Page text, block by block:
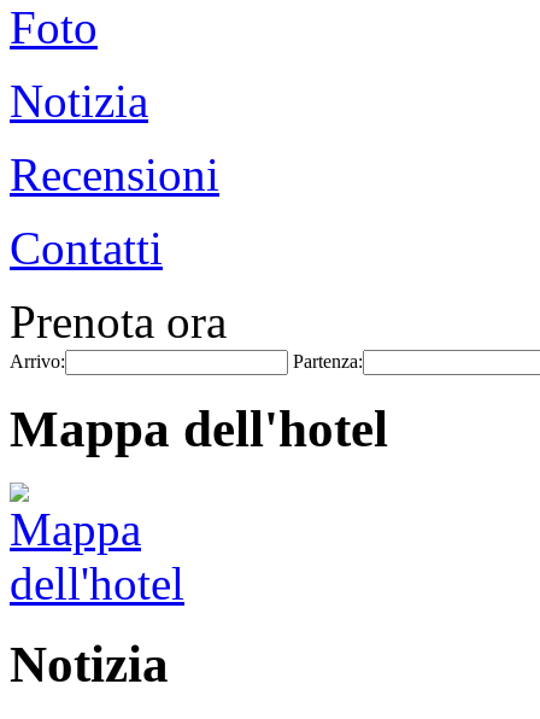
Foto
Notizia
Recensioni
Contatti
Prenota ora
Arrivo: Partenza:
Mappa dell'hotel
Notizia